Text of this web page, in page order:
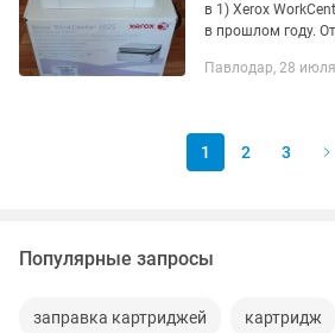
в 1) Xerox
в прошлом году.
документы всё
Павлодар, 28 июля
1 2 3
Популярные запросы
заправка картриджей картридж